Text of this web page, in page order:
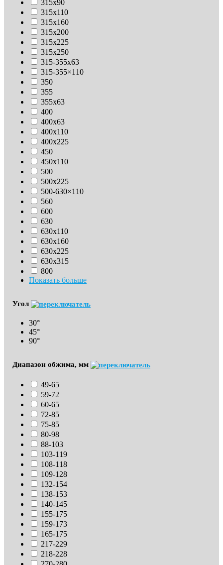
315х90
315х110
315х160
315х200
315х225
315х250
315-355х63
315-355×110
350
355
355х63
400
400х63
400х110
400х225
450
450х110
500
500х225
500-630×110
560
600
630
630х110
630x160
630х225
630х315
800
Показать больше
Угол
30°
45°
90°
Диапазон обжима, мм
49-65
59-72
60-65
72-85
75-85
80-98
88-103
103-119
108-118
109-128
132-154
138-153
140-145
155-175
159-173
165-175
217-229
218-228